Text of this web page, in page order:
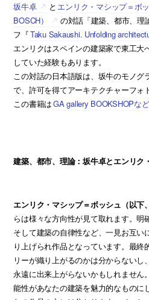
坂牛卓 と エンリク・マシップ＝ボ
BOSCH）
の対話「建築、都市、理
フ『Taku Sakaushi. Unfolding
エンリクはスペインの建築家で東工大
していた経験もあります。
この対話の日本語版は、坂牛のモノグ
で、許可を得てアーキテクチャーフォ
この書籍はGA gallery BOOKSHOPな
建築、都市、理論：坂牛卓とエンリク
エンリク・マシップ＝ボッシュ（以下
らは様々な方向性が見て取れます。明
そして建築の自律性など、一見お互い
り上げられ作品となっています。最終
リーが織り上がるのかは分からない
永遠に出来上がらないかもしれません
能性があなたの建築を魅力的なものに